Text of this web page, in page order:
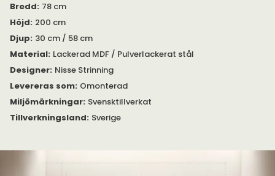
Passar inte kombinationen dina önskemål? Skapa din egen
kombination med Strings byggprogram nedan.
Bredd: 78 cm
Höjd: 200 cm
Djup: 30 cm / 58 cm
Material: Lackerad MDF / Pulverlackerat stål
Designer: Nisse Strinning
Levereras som: Omonterad
Miljömärkningar: Svensktillverkat
Tillverkningsland: Sverige